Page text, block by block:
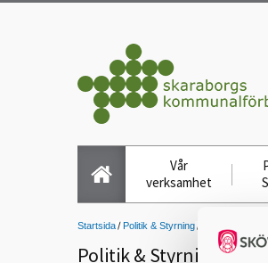
Vår
verksamhet
Startsida Politik & Styrning
Politik & Styrning